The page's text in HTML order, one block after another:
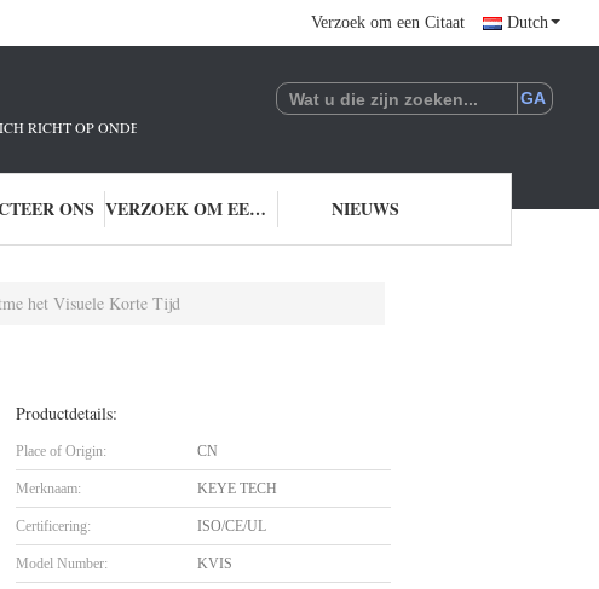
Verzoek om een Citaat Dutch
OP ONDERZOEK EN ONTWIKKELING EN TOEPASSING VAN AI-
ONS VERZOEK OM EEN CITAAT NIEUWS
het Visuele Korte Tijd
Productdetails:
Place of Origin: CN
Merknaam: KEYE TECH
Certificering: ISO/CE/UL
Model Number: KVIS